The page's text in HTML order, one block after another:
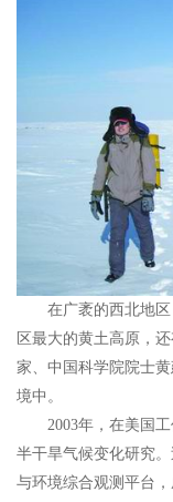
在广袤的西北地区
区最大的黄土高原，
家、中国科学院院士
境中。
2003年，在美国工
半干旱气候变化研究
与环境综合观测平台